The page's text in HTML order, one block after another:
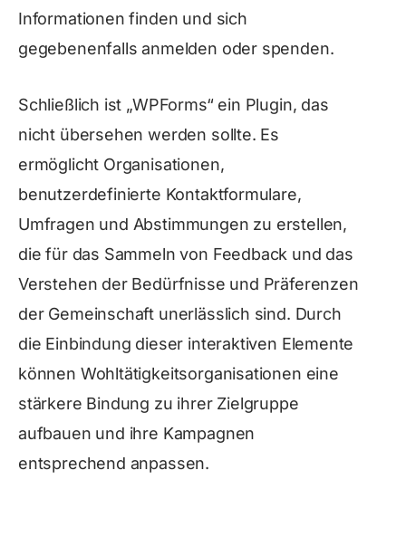
Informationen finden und sich
gegebenenfalls anmelden oder spenden.
Schließlich ist „WPForms“ ein Plugin, das
nicht übersehen werden sollte. Es
ermöglicht Organisationen,
benutzerdefinierte Kontaktformulare,
Umfragen und Abstimmungen zu erstellen,
die für das Sammeln von Feedback und das
Verstehen der Bedürfnisse und Präferenzen
der Gemeinschaft unerlässlich sind. Durch
die Einbindung dieser interaktiven Elemente
können Wohltätigkeitsorganisationen eine
stärkere Bindung zu ihrer Zielgruppe
aufbauen und ihre Kampagnen
entsprechend anpassen.